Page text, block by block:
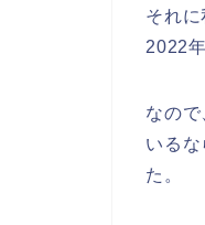
それ
2022
なの
いる
た。